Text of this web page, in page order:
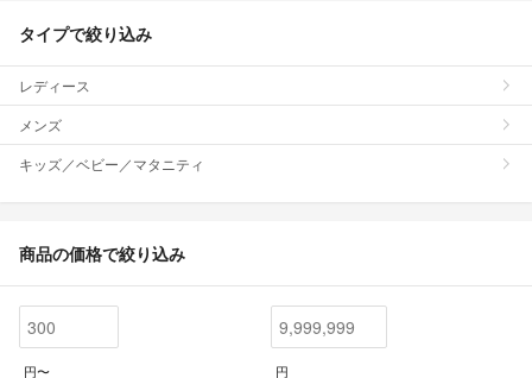
タイプで絞り込み
レディース
メンズ
キッズ／ベビー／マタニティ
商品の価格で絞り込み
円〜 円